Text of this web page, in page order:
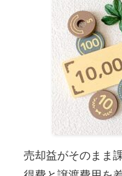
売却益がそのまま